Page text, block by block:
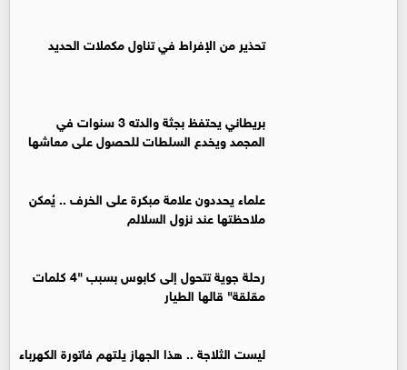
تحذير من الإفراط في تناول مكملات الحديد
بريطاني يحتفظ بجثة والدته 3 سنوات في
المجمد ويخدع السلطات للحصول على معاشها
علماء يحددون علامة مبكرة على الخرف .. يُمكن
ملاحظتها عند نزول السلالم
رحلة جوية تتحول إلى كابوس بسبب "4 كلمات
مقلقة" قالها الطيار
ليست الثلاجة .. هذا الجهاز يلتهم فاتورة الكهرباء